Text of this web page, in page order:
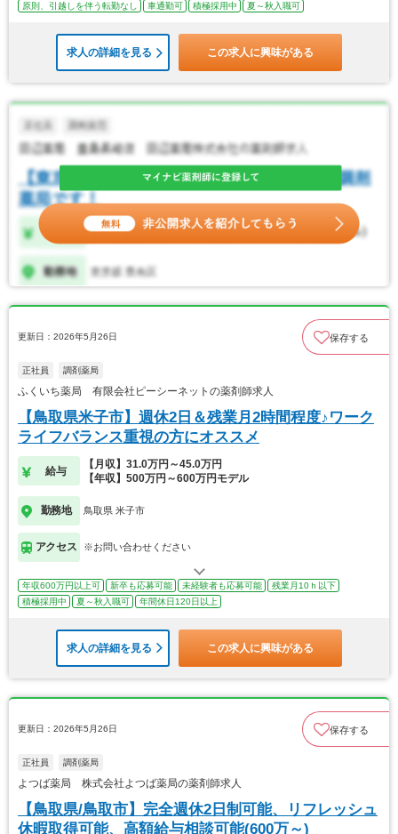
原則、引越しを伴う転勤なし
車通勤可 積極採用中 夏～秋入職可
求人の詳細を見る この求人に興味がある
更新日：2026年5月26日 保存する
正社員 調剤薬局
ふくいち薬局 有限会社ピーシーネットの薬剤師求人
【鳥取県米子市】週休2日＆残業月2時間程度♪ワーク
ライフバランス重視の方にオススメ
給与
【月収】31.0万円～45.0万円
【年収】500万円～600万円モデル
勤務地 鳥取県 米子市
アクセス ※お問い合わせください
年収600万円以上可 新卒も応募可能 未経験者も応募可能
残業月10ｈ以下
積極採用中
夏～秋入職可 年間休日120日以上
求人の詳細を見る この求人に興味がある
更新日：2026年5月26日 保存する
正社員 調剤薬局
よつば薬局 株式会社よつば薬局の薬剤師求人
【鳥取県/鳥取市】完全週休2日制可能、リフレッシュ
休暇取得可能、高額給与相談可能(600万～)